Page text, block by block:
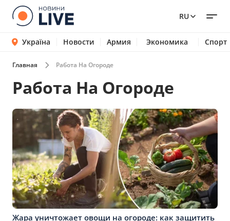
RU
Україна Новости Армия Экономика Спорт
Главная Работа На Огороде
Работа На Огороде
Жара уничтожает овощи на огороде: как защитить